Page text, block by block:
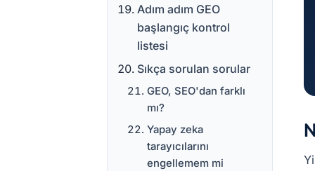
Adım adım GEO
başlangıç kontrol
listesi
Sıkça sorulan sorular
GEO, SEO'dan farklı
mı?
Yapay zeka
tarayıcılarını
engellemem mi